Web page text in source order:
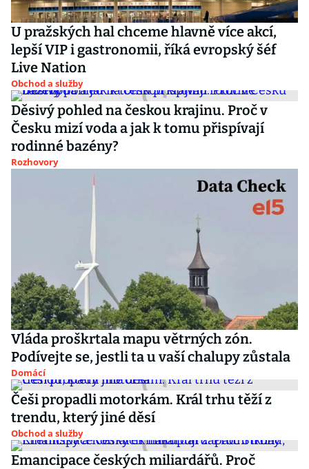
U pražských hal chceme hlavně více akcí,
lepší VIP i gastronomii, říká evropský šéf
Live Nation
Obchod a služby
Děsivý pohled na českou krajinu. Proč v
Česku mizí voda a jak k tomu přispívají
rodinné bazény?
Rozhovory
Vláda proškrtala mapu větrných zón.
Podívejte se, jestli ta u vaší chalupy zůstala
Domácí
Češi propadli motorkám. Král trhu těží z
trendu, který jiné děsí
Obchod a služby
Emancipace českých miliardářů. Proč